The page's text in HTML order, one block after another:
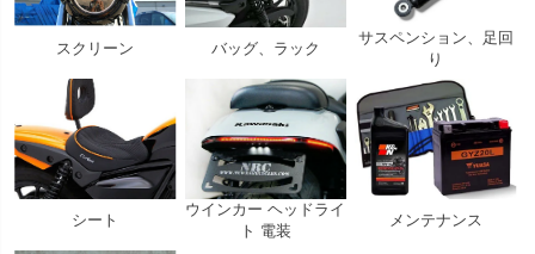
スクリーン バッグ、ラック
サスペンション、足回
り
シート
ウインカー ヘッドライ
ト 電装
メンテナンス